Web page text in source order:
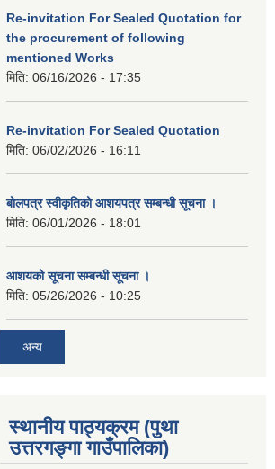
Re-invitation For Sealed Quotation for
the procurement of following
mentioned Works
मिति: 06/16/2026 - 17:35
Re-invitation For Sealed Quotation
मिति: 06/02/2026 - 16:11
बोलपत्र स्वीकृतिको आशयपत्र सम्बन्धी सूचना ।
मिति: 06/01/2026 - 18:01
आशयको सूचना सम्बन्धी सूचना ।
मिति: 05/26/2026 - 10:25
अन्य
स्थानीय पाठ्यक्रम (पुथा
उत्तरगङ्गा गाउँपालिका)